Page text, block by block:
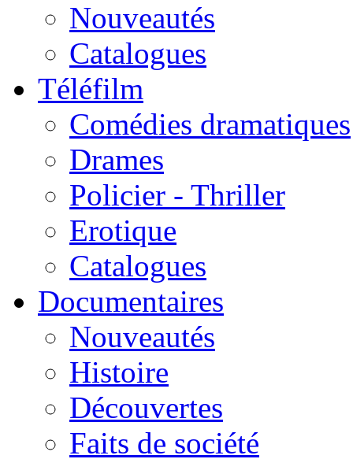
Nouveautés
Catalogues
Téléfilm
Comédies dramatiques
Drames
Policier - Thriller
Erotique
Catalogues
Documentaires
Nouveautés
Histoire
Découvertes
Faits de société